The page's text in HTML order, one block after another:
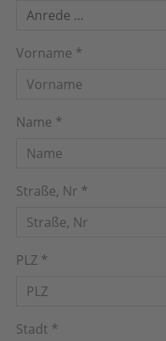
Vorname *
Name *
Straße, Nr *
PLZ *
Stadt *